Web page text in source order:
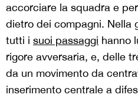
accorciare la squadra e
dietro dei compagni. Nella
tutti i suoi passaggi hanno
rigore avversaria, e, delle
da un movimento da
inserimento centrale a